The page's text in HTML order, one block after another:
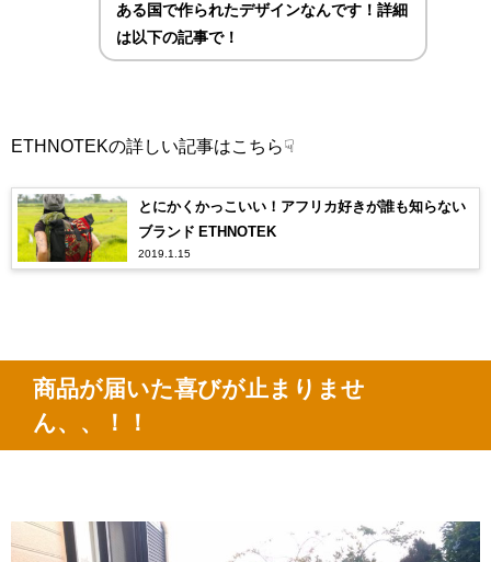
ある国で作られたデザインなんです！詳細
は以下の記事で！
ETHNOTEKの詳しい記事はこちら☟
とにかくかっこいい！アフリカ好きが誰も知らない
ブランド ETHNOTEK
2019.1.15
商品が届いた喜びが止まりませ
ん、、！！